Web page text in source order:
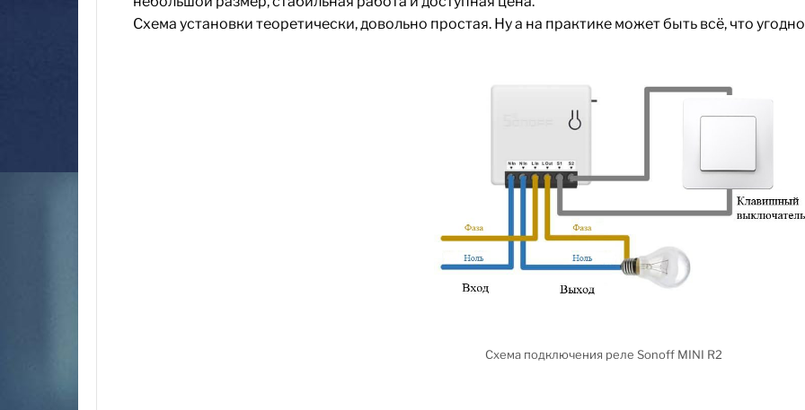
Схема установки теоретически, довольно простая. Ну а на практике может быть всё, что
Схема подключения реле Sonoff MINI R2